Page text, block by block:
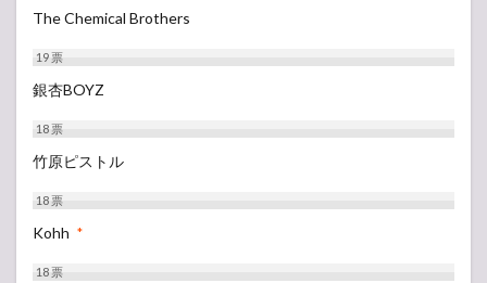
The Chemical Brothers
19票
銀杏BOYZ
18票
竹原ピストル
18票
Kohh *
18票